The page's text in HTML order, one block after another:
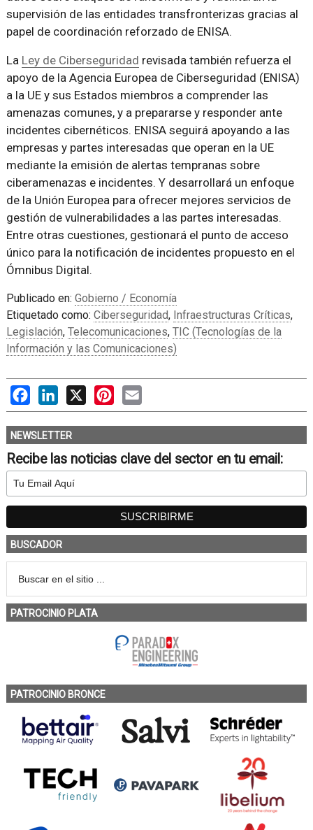
supervisión de las entidades transfronterizas gracias al
papel de coordinación reforzado de ENISA.
La Ley de Ciberseguridad revisada también refuerza el
apoyo de la Agencia Europea de Ciberseguridad (ENISA)
a la UE y sus Estados miembros a comprender las
amenazas comunes, y a prepararse y responder ante
incidentes cibernéticos. ENISA seguirá apoyando a las
empresas y partes interesadas que operan en la UE
mediante la emisión de alertas tempranas sobre
ciberamenazas e incidentes. Y desarrollará un enfoque
de la Unión Europea para ofrecer mejores servicios de
gestión de vulnerabilidades a las partes interesadas.
Entre otras cuestiones, gestionará el punto de acceso
único para la notificación de incidentes propuesto en el
Ómnibus Digital.
Publicado en: Gobierno / Economía
Etiquetado como: Ciberseguridad, Infraestructuras Críticas,
Legislación, Telecomunicaciones, TIC (Tecnologías de la
Información y las Comunicaciones)
FacebookLinkedIn
X PinterestEmail
NEWSLETTER
Recibe las noticias clave del sector en tu email:
BUSCADOR
PATROCINIO PLATA
PATROCINIO BRONCE